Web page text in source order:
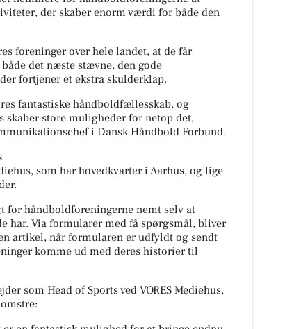
der skaber enorm værdi for både den
foreninger over hele landet, at de får
det næste stævne, den gode
fortjener et ekstra skulderklap.
fantastiske håndboldfællesskab, og
skaber store muligheder for netop det,
i Dansk Håndbold Forbund.
som har hovedkvarter i Aarhus, og lige
håndboldforeningerne nemt selv at
har. Via formularer med få spørgsmål, bliver
artikel, når formularen er udfyldt og sendt
komme ud med deres historier til
som Head of Sports ved VORES Mediehus,